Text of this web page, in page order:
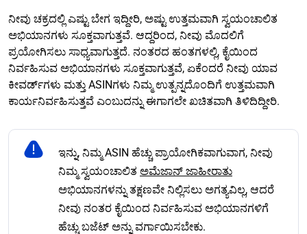
ನೀವು ಚಕ್ರದಲ್ಲಿ ಎಷ್ಟು ಬೇಗ ಇದ್ದೀರಿ, ಅಷ್ಟು ಉತ್ತಮವಾಗಿ ಸ್ವಯಂಚಾಲಿತ
ಅಭಿಯಾನಗಳು ಸೂಕ್ತವಾಗುತ್ತವೆ. ಆದ್ದರಿಂದ, ನೀವು ಮೊದಲಿಗೆ
ಪ್ರಯೋಗಿಸಲು ಸಾಧ್ಯವಾಗುತ್ತದೆ. ನಂತರದ ಹಂತಗಳಲ್ಲಿ, ಕೈಯಿಂದ
ನಿರ್ವಹಿಸುವ ಅಭಿಯಾನಗಳು ಸೂಕ್ತವಾಗುತ್ತವೆ, ಏಕೆಂದರೆ ನೀವು ಯಾವ
ಕೀವರ್ಡ್‌ಗಳು ಮತ್ತು ASIN‌ಗಳು ನಿಮ್ಮ ಉತ್ಪನ್ನದೊಂದಿಗೆ ಉತ್ತಮವಾಗಿ
ಕಾರ್ಯನಿರ್ವಹಿಸುತ್ತವೆ ಎಂಬುದನ್ನು ಈಗಾಗಲೇ ಖಚಿತವಾಗಿ ತಿಳಿದಿದ್ದೀರಿ.
ಇನ್ನು, ನಿಮ್ಮ ASIN ಹೆಚ್ಚು ಪ್ರಾಯೋಗಿಕವಾಗುವಾಗ, ನೀವು
ನಿಮ್ಮ ಸ್ವಯಂಚಾಲಿತ ಅಮೆಜಾನ್ ಜಾಹೀರಾತು
ಅಭಿಯಾನಗಳನ್ನು ತಕ್ಷಣವೇ ನಿಲ್ಲಿಸಲು ಅಗತ್ಯವಿಲ್ಲ, ಆದರೆ
ನೀವು ನಂತರ ಕೈಯಿಂದ ನಿರ್ವಹಿಸುವ ಅಭಿಯಾನಗಳಿಗೆ
ಹೆಚ್ಚು ಬಜೆಟ್ ಅನ್ನು ವರ್ಗಾಯಿಸಬೇಕು.